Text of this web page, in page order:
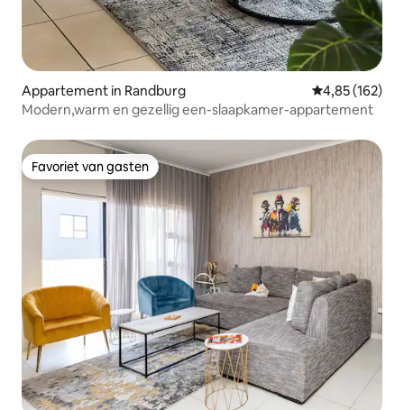
Appartement in Randburg Gemiddelde
4,85 (162)
Modern,warm en gezellig een-slaapkamer-appartement
Favoriet van gasten
Favoriet van gasten